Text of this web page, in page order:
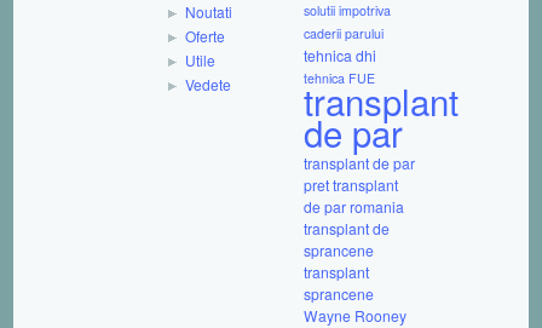
Noutati
Oferte
Utile
Vedete
solutii impotriva
caderii parului
tehnica dhi
tehnica FUE
transplant
de par
transplant de par
prettransplant
de par romania
transplant de
sprancene
transplant
sprancene
Wayne Rooney